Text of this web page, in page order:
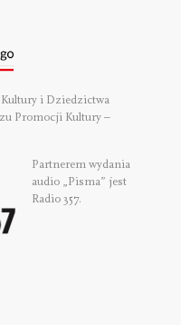
i Dziedzictwa
Promocji Kultury –
Partnerem wydania
audio „Pisma” jest
Radio 357.